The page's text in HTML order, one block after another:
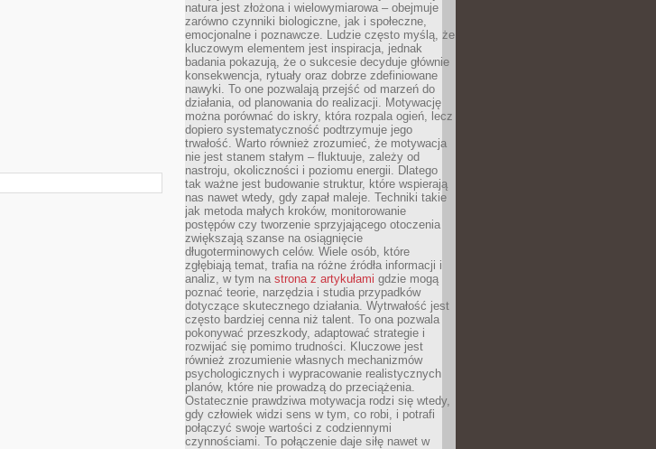
natura jest złożona i wielowymiarowa – obejmuje
zarówno czynniki biologiczne, jak i społeczne,
emocjonalne i poznawcze. Ludzie często myślą, że
kluczowym elementem jest inspiracja, jednak
badania pokazują, że o sukcesie decyduje głównie
konsekwencja, rytuały oraz dobrze zdefiniowane
nawyki. To one pozwalają przejść od marzeń do
działania, od planowania do realizacji. Motywację
można porównać do iskry, która rozpala ogień, lecz
dopiero systematyczność podtrzymuje jego
trwałość. Warto również zrozumieć, że motywacja
nie jest stanem stałym – fluktuuje, zależy od
nastroju, okoliczności i poziomu energii. Dlatego
tak ważne jest budowanie struktur, które wspierają
nas nawet wtedy, gdy zapał maleje. Techniki takie
jak metoda małych kroków, monitorowanie
postępów czy tworzenie sprzyjającego otoczenia
zwiększają szanse na osiągnięcie
długoterminowych celów. Wiele osób, które
zgłębiają temat, trafia na różne źródła informacji i
analiz, w tym na strona z artykułami gdzie mogą
poznać teorie, narzędzia i studia przypadków
dotyczące skutecznego działania. Wytrwałość jest
często bardziej cenna niż talent. To ona pozwala
pokonywać przeszkody, adaptować strategie i
rozwijać się pomimo trudności. Kluczowe jest
również zrozumienie własnych mechanizmów
psychologicznych i wypracowanie realistycznych
planów, które nie prowadzą do przeciążenia.
Ostatecznie prawdziwa motywacja rodzi się wtedy,
gdy człowiek widzi sens w tym, co robi, i potrafi
połączyć swoje wartości z codziennymi
czynnościami. To połączenie daje siłę nawet w